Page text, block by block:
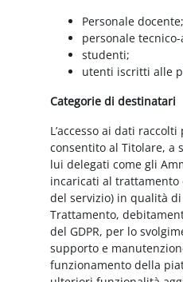
Personale docente;
personale
studenti;
utenti iscritti alle
Categorie di destinatari
L’accesso ai dati
consentito al Titolare, a
lui delegati come gli
incaricati al
del servizio) in qualità
Trattamento,
del GDPR, per lo
supporto e
funzionamento della